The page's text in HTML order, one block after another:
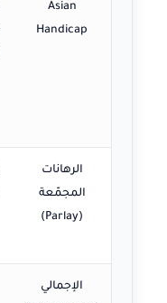
Asian
Handicap
الرهانات
المجمّعة
(Parlay)
الإجمالي